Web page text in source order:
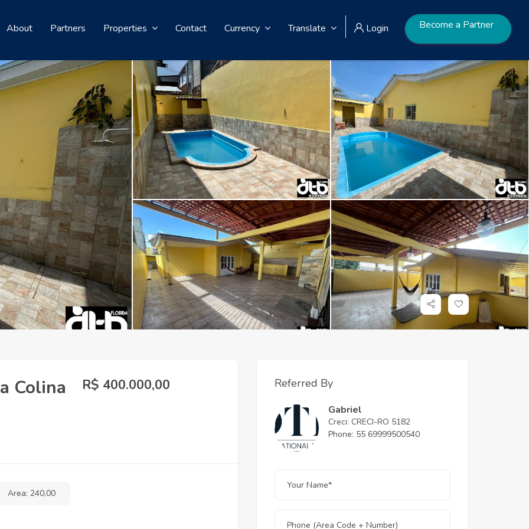
About Partners Properties Contact Currency Translate Login Become a Partner
Colina R$ 400.000,00
Area: 240,00
Referred By
Gabriel
Creci: CRECI-RO 5182
Phone: 55 69999500540